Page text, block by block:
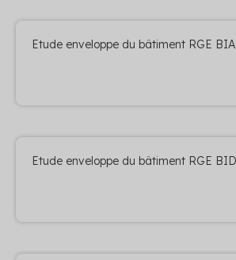
Etude enveloppe du bâtiment RGE
Etude enveloppe du bâtiment RGE